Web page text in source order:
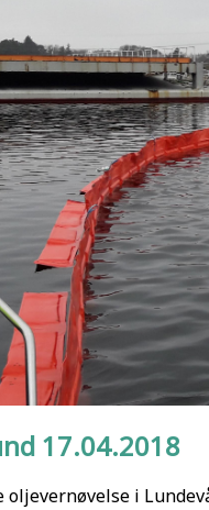
17.04.2018
i